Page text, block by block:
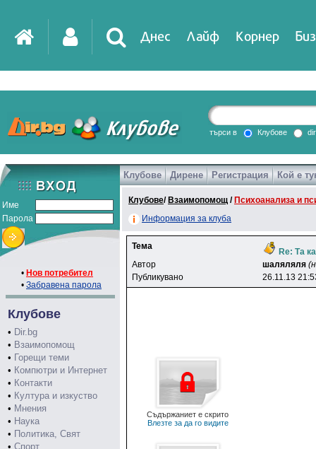
Днес Лайф Корнер
DirTV Impressio
Games
търси в Клубове
Име
Парола
• Нов потребител
• Забравена парола
Клубове
• Dir.bg
• Взаимопомощ
• Горещи теми
• Компютри и Интернет
• Контакти
• Култура и изкуство
• Мнения
• Наука
• Политика, Свят
• Спорт
Клубове Дирене Регистрация Кой е
Клубове/ Взаимопомощ / Психоанализа и
Информация за клуба
Тема
Re: Та
Автор
шаляляля
Публикувано
26.11.13
Съдържаниет е скрито
Влезте за да го видите